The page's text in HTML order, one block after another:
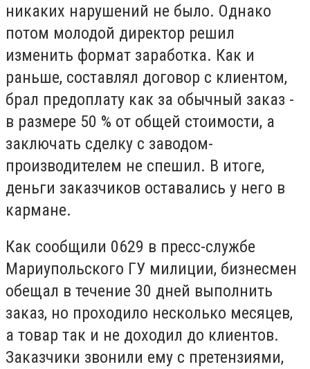
никаких нарушений не было. Однако
потом молодой директор решил
изменить формат заработка. Как и
раньше, составлял договор с клиентом,
брал предоплату как за обычный заказ -
в размере 50 % от общей стоимости, а
заключать сделку с заводом-
производителем не спешил. В итоге,
деньги заказчиков оставались у него в
кармане.
Как сообщили 0629 в пресс-службе
Мариупольского ГУ милиции, бизнесмен
обещал в течение 30 дней выполнить
заказ, но проходило несколько месяцев,
а товар так и не доходил до клиентов.
Заказчики звонили ему с претензиями,